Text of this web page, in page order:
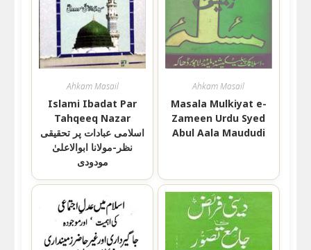
Ahkam Masail
Islami Ibadat Par
Tahqeeq Nazar
اسلامی عبادات پر تحقیقی
نظر-مولانا ابوالاعلیٰ
مودودی
Ahkam Masail
Masala Mulkiyat e-
Zameen Urdu Syed
Abul Aala Maududi